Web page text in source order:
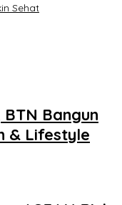
Sehat
Bangun
& Lifestyle